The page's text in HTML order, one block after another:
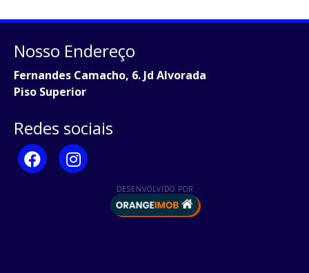
Nosso Endereço
Fernandes Camacho, 6. Jd Alvorada
Piso Superior
Redes sociais
DESENVOLVIDO POR